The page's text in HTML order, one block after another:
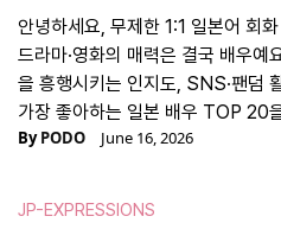
안녕하세요, 무제한 1:1 일본어 회
드라마·영화의 매력은 결국 배우예
을 흥행시키는 인지도, SNS·팬덤
가장 좋아하는 일본 배우 TOP 20
ByPODO June 16, 2026
JP-EXPRESSIONS